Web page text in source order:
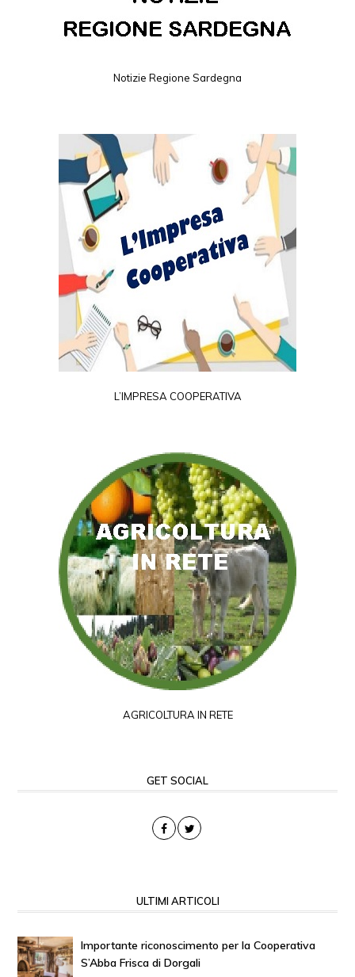
Notizie Regione Sardegna
L’IMPRESA COOPERATIVA
AGRICOLTURA IN RETE
GET SOCIAL
ULTIMI ARTICOLI
Importante riconoscimento per la Cooperativa
S’Abba Frisca di Dorgali